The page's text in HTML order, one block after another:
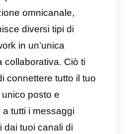
Callbell è la
rispetto alle